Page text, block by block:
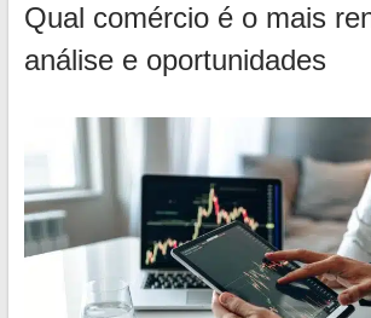
Qual comércio é o mais
análise e oportunidades